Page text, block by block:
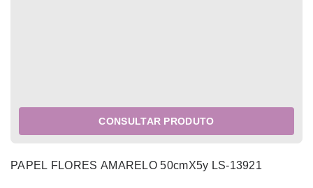
CONSULTAR PRODUTO
PAPEL FLORES AMARELO 50cmX5y LS-13921